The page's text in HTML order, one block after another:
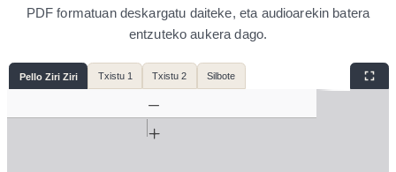
PDF formatuan deskargatu daiteke, eta audioarekin batera
entzuteko aukera dago.
Pello Ziri Ziri Txistu 1 Txistu 2 Silbote